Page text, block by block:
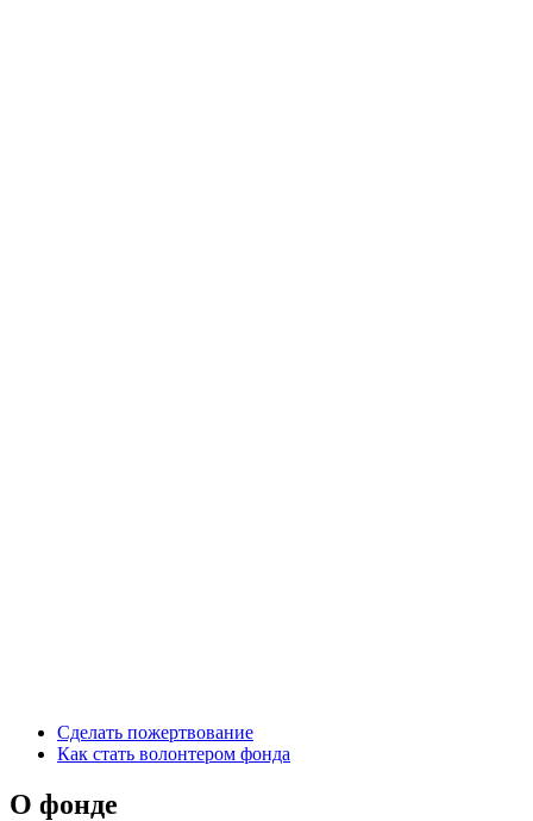
Сделать пожертвование
Как стать волонтером фонда
О фонде